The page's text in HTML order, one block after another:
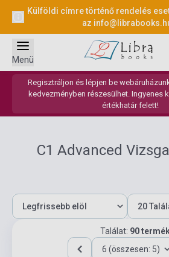
Külföldi címre történő rendelés
az
Regisztráljon és lépjen be
kedvezményben részesülhet. Ingyenes
értékhatár felett!
Menü
C1 Advanced
Találat: 90
6 (összesen: 5)